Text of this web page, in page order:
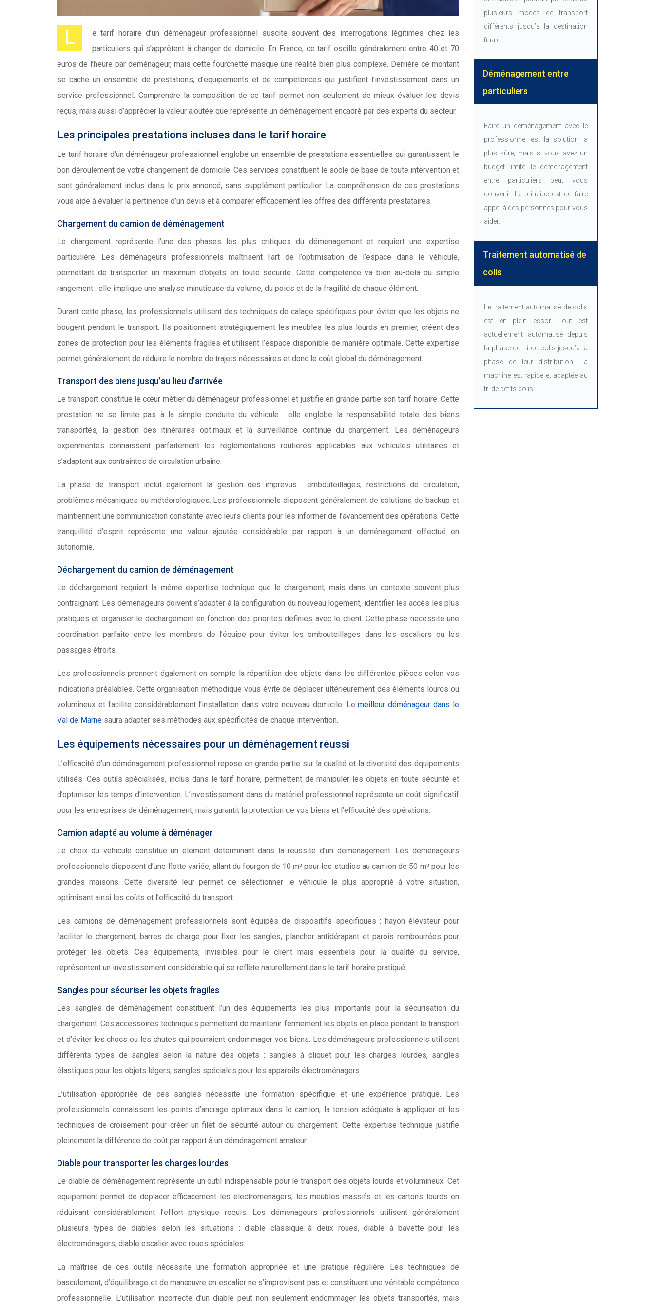
L
e tarif horaire d’un déménageur professionnel suscite souvent des interrogations légitimes chez les
particuliers qui s’apprêtent à changer de domicile. En France, ce tarif oscille généralement entre 40 et 70
euros de l’heure par déménageur, mais cette fourchette masque une réalité bien plus complexe. Derrière ce montant
se cache un ensemble de prestations, d’équipements et de compétences qui justifient l’investissement dans un
service professionnel. Comprendre la composition de ce tarif permet non seulement de mieux évaluer les devis
reçus, mais aussi d’apprécier la valeur ajoutée que représente un déménagement encadré par des experts du secteur.
Les principales prestations incluses dans le tarif horaire
Le tarif horaire d’un déménageur professionnel englobe un ensemble de prestations essentielles qui garantissent le
bon déroulement de votre changement de domicile. Ces services constituent le socle de base de toute intervention et
sont généralement inclus dans le prix annoncé, sans supplément particulier. La compréhension de ces prestations
vous aide à évaluer la pertinence d’un devis et à comparer efficacement les offres des différents prestataires.
Chargement du camion de déménagement
Le chargement représente l’une des phases les plus critiques du déménagement et requiert une expertise
particulière. Les déménageurs professionnels maîtrisent l’art de l’optimisation de l’espace dans le véhicule,
permettant de transporter un maximum d’objets en toute sécurité. Cette compétence va bien au-delà du simple
rangement : elle implique une analyse minutieuse du volume, du poids et de la fragilité de chaque élément.
Durant cette phase, les professionnels utilisent des techniques de calage spécifiques pour éviter que les objets ne
bougent pendant le transport. Ils positionnent stratégiquement les meubles les plus lourds en premier, créent des
zones de protection pour les éléments fragiles et utilisent l’espace disponible de manière optimale. Cette expertise
permet généralement de réduire le nombre de trajets nécessaires et donc le coût global du déménagement.
Transport des biens jusqu’au lieu d’arrivée
Le transport constitue le cœur métier du déménageur professionnel et justifie en grande partie son tarif horaire. Cette
prestation ne se limite pas à la simple conduite du véhicule : elle englobe la responsabilité totale des biens
transportés, la gestion des itinéraires optimaux et la surveillance continue du chargement. Les déménageurs
expérimentés connaissent parfaitement les réglementations routières applicables aux véhicules utilitaires et
s’adaptent aux contraintes de circulation urbaine.
La phase de transport inclut également la gestion des imprévus : embouteillages, restrictions de circulation,
problèmes mécaniques ou météorologiques. Les professionnels disposent généralement de solutions de backup et
maintiennent une communication constante avec leurs clients pour les informer de l’avancement des opérations. Cette
tranquillité d’esprit représente une valeur ajoutée considérable par rapport à un déménagement effectué en
autonomie.
Déchargement du camion de déménagement
Le déchargement requiert la même expertise technique que le chargement, mais dans un contexte souvent plus
contraignant. Les déménageurs doivent s’adapter à la configuration du nouveau logement, identifier les accès les plus
pratiques et organiser le déchargement en fonction des priorités définies avec le client. Cette phase nécessite une
coordination parfaite entre les membres de l’équipe pour éviter les embouteillages dans les escaliers ou les
passages étroits.
Les professionnels prennent également en compte la répartition des objets dans les différentes pièces selon vos
indications préalables. Cette organisation méthodique vous évite de déplacer ultérieurement des éléments lourds ou
volumineux et facilite considérablement l’installation dans votre nouveau domicile. Lemeilleur déménageur dans le
Val de Marne saura adapter ses méthodes aux spécificités de chaque intervention.
Les équipements nécessaires pour un déménagement réussi
L’efficacité d’un déménagement professionnel repose en grande partie sur la qualité et la diversité des équipements
utilisés. Ces outils spécialisés, inclus dans le tarif horaire, permettent de manipuler les objets en toute sécurité et
d’optimiser les temps d’intervention. L’investissement dans du matériel professionnel représente un coût significatif
pour les entreprises de déménagement, mais garantit la protection de vos biens et l’efficacité des opérations.
Camion adapté au volume à déménager
Le choix du véhicule constitue un élément déterminant dans la réussite d’un déménagement. Les déménageurs
professionnels disposent d’une flotte variée, allant du fourgon de 10 m³ pour les studios au camion de 50 m³ pour les
grandes maisons. Cette diversité leur permet de sélectionner le véhicule le plus approprié à votre situation,
optimisant ainsi les coûts et l’efficacité du transport.
Les camions de déménagement professionnels sont équipés de dispositifs spécifiques : hayon élévateur pour
faciliter le chargement, barres de charge pour fixer les sangles, plancher antidérapant et parois rembourrées pour
protéger les objets. Ces équipements, invisibles pour le client mais essentiels pour la qualité du service,
représentent un investissement considérable qui se reflète naturellement dans le tarif horaire pratiqué.
Sangles pour sécuriser les objets fragiles
Les sangles de déménagement constituent l’un des équipements les plus importants pour la sécurisation du
chargement. Ces accessoires techniques permettent de maintenir fermement les objets en place pendant le transport
et d’éviter les chocs ou les chutes qui pourraient endommager vos biens. Les déménageurs professionnels utilisent
différents types de sangles selon la nature des objets : sangles à cliquet pour les charges lourdes, sangles
élastiques pour les objets légers, sangles spéciales pour les appareils électroménagers.
L’utilisation appropriée de ces sangles nécessite une formation spécifique et une expérience pratique. Les
professionnels connaissent les points d’ancrage optimaux dans le camion, la tension adéquate à appliquer et les
techniques de croisement pour créer un filet de sécurité autour du chargement. Cette expertise technique justifie
pleinement la différence de coût par rapport à un déménagement amateur.
Diable pour transporter les charges lourdes
Le diable de déménagement représente un outil indispensable pour le transport des objets lourds et volumineux. Cet
équipement permet de déplacer efficacement les électroménagers, les meubles massifs et les cartons lourds en
réduisant considérablement l’effort physique requis. Les déménageurs professionnels utilisent généralement
plusieurs types de diables selon les situations : diable classique à deux roues, diable à bavette pour les
électroménagers, diable escalier avec roues spéciales.
La maîtrise de ces outils nécessite une formation appropriée et une pratique régulière. Les techniques de
basculement, d’équilibrage et de manœuvre en escalier ne s’improvisent pas et constituent une véritable compétence
professionnelle. L’utilisation incorrecte d’un diable peut non seulement endommager les objets transportés, mais
plusieurs modes de transport
différents jusqu’à la destination
finale.
Déménagement entre
particuliers
Faire un déménagement avec le
professionnel est la solution la
plus sûre, mais si vous avez un
budget limité, le déménagement
entre particuliers peut vous
convenir. Le principe est de faire
appel à des personnes pour vous
aider.
Traitement automatisé de
colis
Le traitement automatisé de colis
est en plein essor. Tout est
actuellement automatisé depuis
la phase de tri de colis jusqu’à la
phase de leur distribution. La
machine est rapide et adaptée au
tri de petits colis.